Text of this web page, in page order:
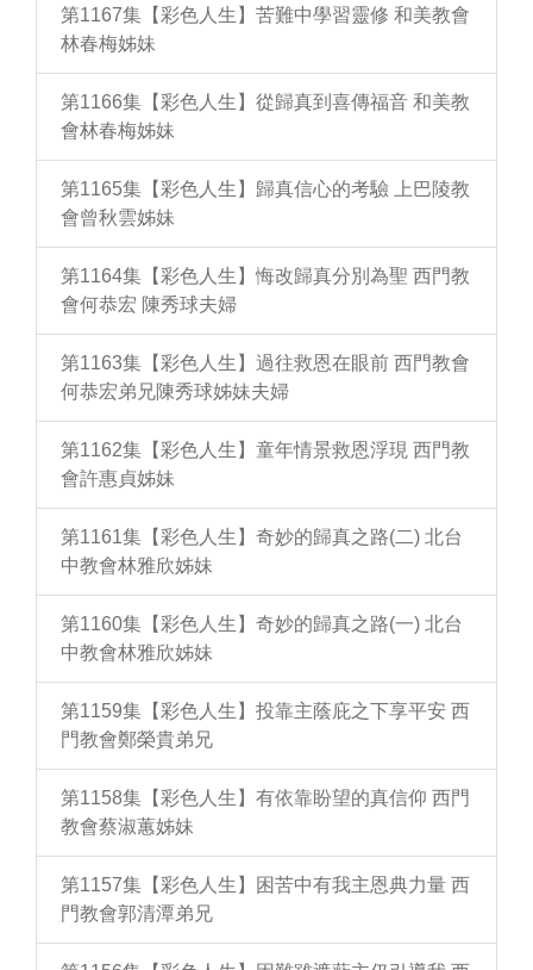
第1167集【彩色人生】苦難中學習靈修 和美教會
林春梅姊妹
第1166集【彩色人生】從歸真到喜傳福音 和美教
會林春梅姊妹
第1165集【彩色人生】歸真信心的考驗 上巴陵教
會曾秋雲姊妹
第1164集【彩色人生】悔改歸真分別為聖 西門教
會何恭宏 陳秀球夫婦
第1163集【彩色人生】過往救恩在眼前 西門教會
何恭宏弟兄陳秀球姊妹夫婦
第1162集【彩色人生】童年情景救恩浮現 西門教
會許惠貞姊妹
第1161集【彩色人生】奇妙的歸真之路(二) 北台
中教會林雅欣姊妹
第1160集【彩色人生】奇妙的歸真之路(一) 北台
中教會林雅欣姊妹
第1159集【彩色人生】投靠主蔭庇之下享平安 西
門教會鄭榮貴弟兄
第1158集【彩色人生】有依靠盼望的真信仰 西門
教會蔡淑蕙姊妹
第1157集【彩色人生】困苦中有我主恩典力量 西
門教會郭清潭弟兄